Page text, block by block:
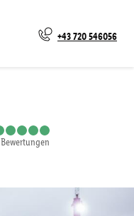
+43 720 546056
Bewertungen